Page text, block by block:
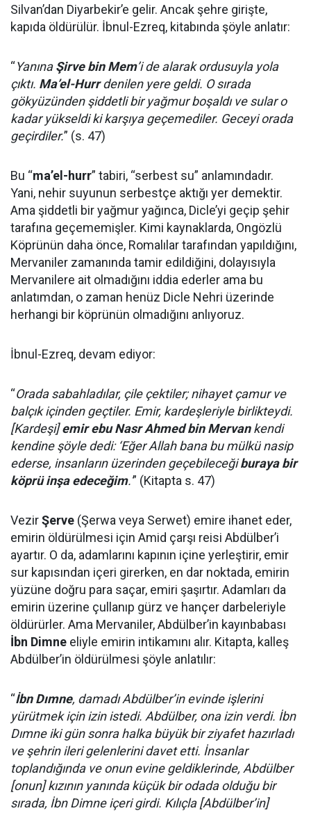
Silvan’dan Diyarbekir’e gelir. Ancak şehre girişte,
kapıda öldürülür. İbnul-Ezreq, kitabında şöyle anlatır:
“YanınaŞirve bin Mem’i de alarak ordusuyla yola
çıktı. Ma’el-Hurrdenilen yere geldi. O sırada
gökyüzünden şiddetli bir yağmur boşaldı ve sular o
kadar yükseldi ki karşıya geçemediler. Geceyi orada
geçirdiler.” (s. 47)
Bu “ma’el-hurr” tabiri, “serbest su” anlamındadır.
Yani, nehir suyunun serbestçe aktığı yer demektir.
Ama şiddetli bir yağmur yağınca, Dicle’yi geçip şehir
tarafına geçememişler. Kimi kaynaklarda, Ongözlü
Köprünün daha önce, Romalılar tarafından yapıldığını,
Mervaniler zamanında tamir edildiğini, dolayısıyla
Mervanilere ait olmadığını iddia ederler ama bu
anlatımdan, o zaman henüz Dicle Nehri üzerinde
herhangi bir köprünün olmadığını anlıyoruz.
İbnul-Ezreq, devam ediyor:
“Orada sabahladılar, çile çektiler; nihayet çamur ve
balçık içinden geçtiler. Emir, kardeşleriyle birlikteydi.
[Kardeşi]emir ebu Nasr Ahmed bin Mervankendi
kendine şöyle dedi: ‘Eğer Allah bana bu mülkü nasip
ederse, insanların üzerinden geçebileceğiburaya bir
köprü inşa edeceğim.'” (Kitapta s. 47)
VezirŞerve (Şerwa veya Serwet) emire ihanet eder,
emirin öldürülmesi için Amid çarşı reisi Abdülber’i
ayartır. O da, adamlarını kapının içine yerleştirir, emir
sur kapısından içeri girerken, en dar noktada, emirin
yüzüne doğru para saçar, emiri şaşırtır. Adamları da
emirin üzerine çullanıp gürz ve hançer darbeleriyle
öldürürler. Ama Mervaniler, Abdülber’in kayınbabası
İbn Dimne eliyle emirin intikamını alır. Kitapta, kalleş
Abdülber’in öldürülmesi şöyle anlatılır:
“İbn Dımne, damadı Abdülber’in evinde işlerini
yürütmek için izin istedi. Abdülber, ona izin verdi. İbn
Dımne iki gün sonra halka büyük bir ziyafet hazırladı
ve şehrin ileri gelenlerini davet etti. İnsanlar
toplandığında ve onun evine geldiklerinde, Abdülber
[onun] kızının yanında küçük bir odada olduğu bir
sırada, İbn Dimne içeri girdi. Kılıçla [Abdülber’in]